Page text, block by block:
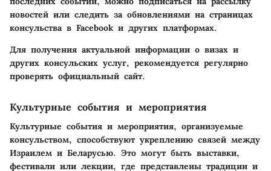
новостей или следить за обновлениями на страницах
консульства в Facebook и других платформах.
Для получения актуальной информации о визах и
других консульских услуг, рекомендуется регулярно
проверять официальный сайт.
Культурные события и мероприятия
Культурные события и мероприятия, организуемые
консульством, способствуют укреплению связей между
Израилем и Беларусью. Это могут быть выставки,
фестивали или лекции, где представлены традиции и